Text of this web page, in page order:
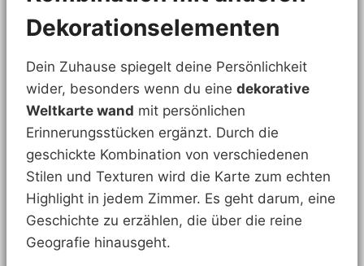
Dekorationselementen
Dein Zuhause spiegelt deine Persönlichkeit
wider, besonders wenn du eine dekorative
Weltkarte wand mit persönlichen
Erinnerungsstücken ergänzt. Durch die
geschickte Kombination von verschiedenen
Stilen und Texturen wird die Karte zum echten
Highlight in jedem Zimmer. Es geht darum, eine
Geschichte zu erzählen, die über die reine
Geografie hinausgeht.